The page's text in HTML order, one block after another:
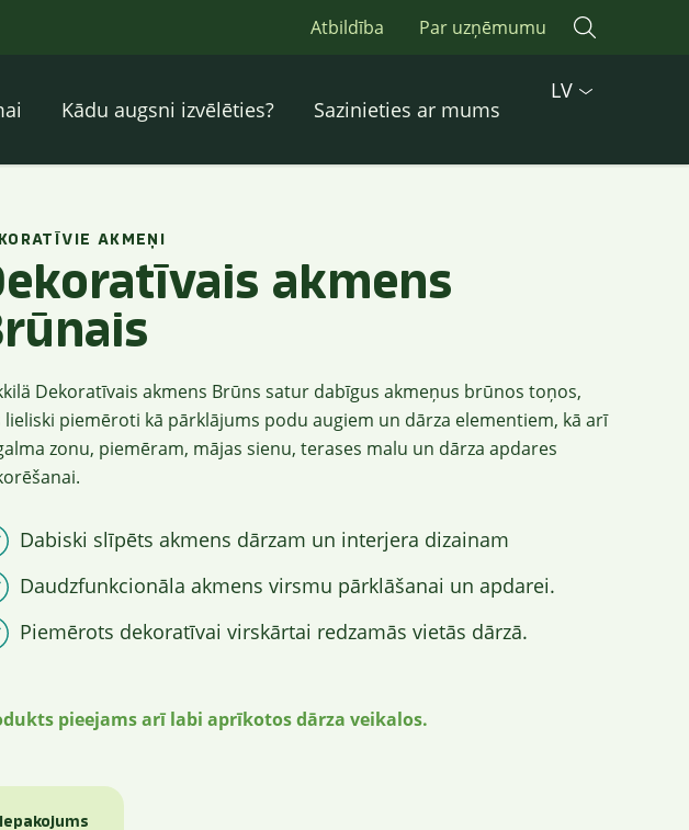
Atbildība Par uzņēmumu
Kādu augsni izvēlēties? Sazinieties ar mums
LV
AKMEŅI
akmens
Dekoratīvais akmens Brūns satur dabīgus akmeņus brūnos toņos,
lieliski piemēroti kā pārklājums podu augiem un dārza elementiem, kā arī
zonu, piemēram, mājas sienu, terases malu un dārza apdares
Dabiski slīpēts akmens dārzam un interjera dizainam
Daudzfunkcionāla akmens virsmu pārklāšanai un apdarei.
Piemērots dekoratīvai virskārtai redzamās vietās dārzā.
pieejams arī labi aprīkotos dārza veikalos.
Iepakojums